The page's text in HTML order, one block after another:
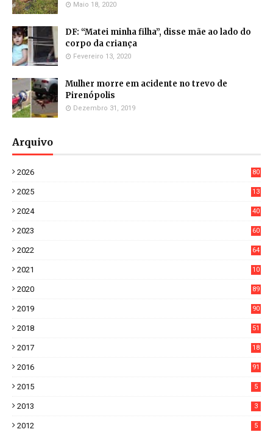
Maio 18, 2020
DF: “Matei minha filha”, disse mãe ao lado do
corpo da criança
Fevereiro 13, 2020
Mulher morre em acidente no trevo de
Pirenópolis
Dezembro 31, 2019
Arquivo
2026
80
2025
13
2024
40
2023
60
2022
64
2021
10
2020
89
2019
90
2018
51
2017
18
2016 91
2015 5
2013 3
2012 5